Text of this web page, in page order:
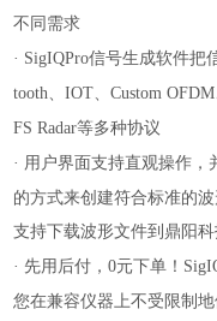
不同需求
· SigIQPro信号生成软件把
tooth
、IOT 、Custom OFDM
FS Radar等多种协议
· 用户界面支持直观操作，
的方式来创建符合标准的
支持下载波形文件到鼎阳
· 先用后付，0元下单！
您在兼容仪器上不受限制